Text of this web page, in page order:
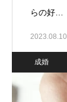
らの好…
2023.08.10
成婚